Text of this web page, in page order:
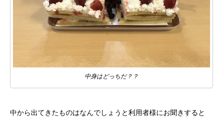
中身はどっちだ？？
中から出てきたものはなんでしょうと利用者様にお聞きすると